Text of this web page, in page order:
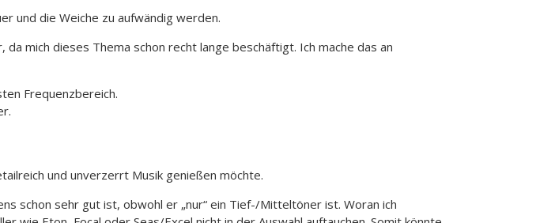
und die Weiche zu aufwändig werden.
mich dieses Thema schon recht lange beschäftigt. Ich mache das an
Frequenzbereich.
und unverzerrt Musik genießen möchte.
schon sehr gut ist, obwohl er „nur“ ein Tief-/Mitteltöner ist. Woran ich